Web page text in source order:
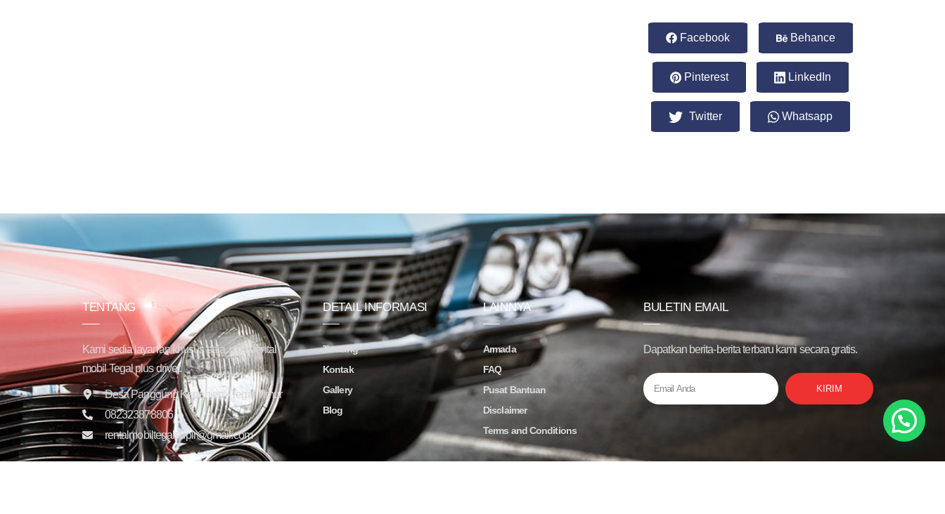
Facebook Behance
Pinterest LinkedIn
Twitter Whatsapp
TENTANG
Kami sedia layanan khusus saja, yaitu rental
mobil Tegal plus driver.
Desa Panggung Kepanjen - Tegal Timur
082323878806
rentalmobiltegalsupir@gmail.com
DETAIL INFORMASI
Tentang
Kontak
Gallery
Blog
LAINNYA
Armada
FAQ
Pusat Bantuan
Disclaimer
Terms and Conditions
BULETIN EMAIL
Dapatkan berita-berita terbaru kami secara gratis.
KIRIM